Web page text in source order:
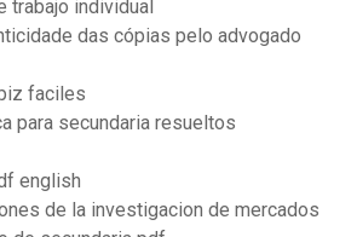
trabajo individual
das cópias pelo advogado
faciles
para secundaria resueltos
english
de la investigacion de mercados